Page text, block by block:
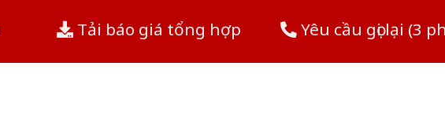
Tải báo giá tổng hợp Yêu cầu gọi lại (3